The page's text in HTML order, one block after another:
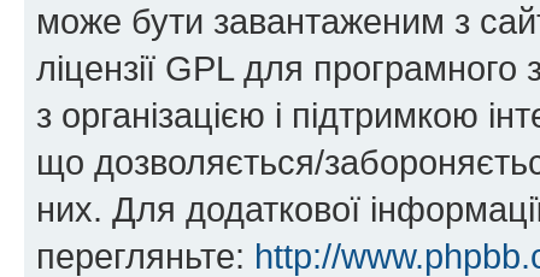
може бути завантаженим з
ліцензії GPL для
з організацією і підтримкою
що дозволяється/
них. Для додаткової
перегляньте: http://